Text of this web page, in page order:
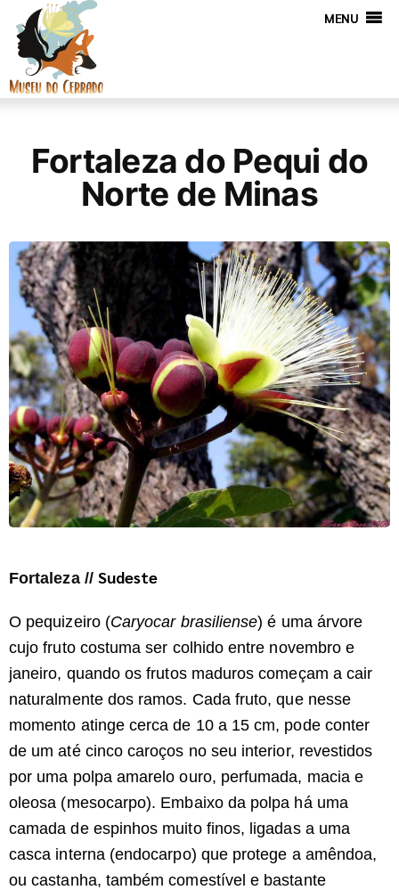
MENU
Fortaleza do Pequi do
Norte de Minas
Fortaleza // Sudeste
O pequizeiro (Caryocar brasiliense) é uma árvore
cujo fruto costuma ser colhido entre novembro e
janeiro, quando os frutos maduros começam a cair
naturalmente dos ramos. Cada fruto, que nesse
momento atinge cerca de 10 a 15 cm, pode conter
de um até cinco caroços no seu interior, revestidos
por uma polpa amarelo ouro, perfumada, macia e
oleosa (mesocarpo). Embaixo da polpa há uma
camada de espinhos muito finos, ligadas a uma
casca interna (endocarpo) que protege a amêndoa,
ou castanha, também comestível e bastante